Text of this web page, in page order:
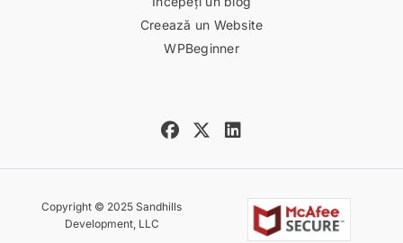
Creează un Website
WPBeginner
Copyright © 2025 Sandhills
Development, LLC